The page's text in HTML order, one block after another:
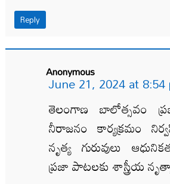
Reply
Anonymous
June 21, 2024 at 8:54
తెలంగాణ బాలోత్సవం
నీరాజనం కార్యక్రమం
నృత్య గురువులు
ప్రజా పాటలకు శాస్త్రీయ